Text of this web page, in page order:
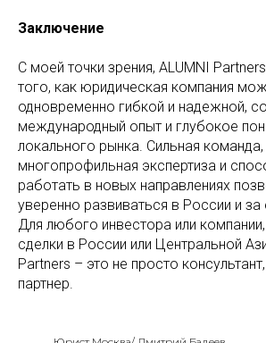
Заключение
С моей точки зрения, ALUMNI
того, как юридическая компания
одновременно гибкой и надежной,
международный опыт и глубокое
локального рынка. Сильная команда,
многопрофильная экспертиза и
работать в новых направлениях
уверенно развиваться в России и
Для любого инвестора или
сделки в России или Центральной
Partners – это не просто
партнер.